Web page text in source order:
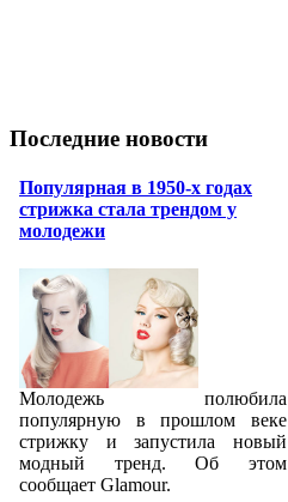
Последние новости
Популярная в 1950-х годах
стрижка стала трендом у
молодежи
Молодежь полюбила
популярную в прошлом веке
стрижку и запустила новый
модный тренд. Об этом
сообщает Glamour.